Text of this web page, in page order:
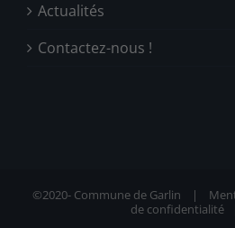
Actualités
Contactez-nous !
©2020-Commune de Garlin |
de confidentialité